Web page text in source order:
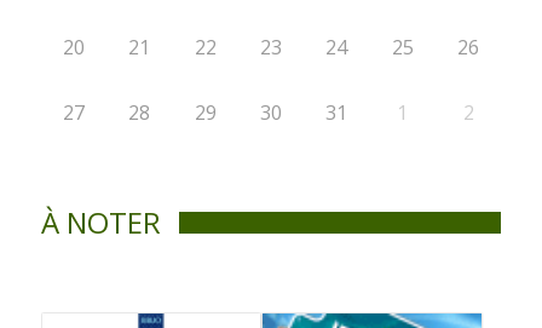
20 21 22 23 24 25 26
27 28 29 30 31 1 2
À NOTER